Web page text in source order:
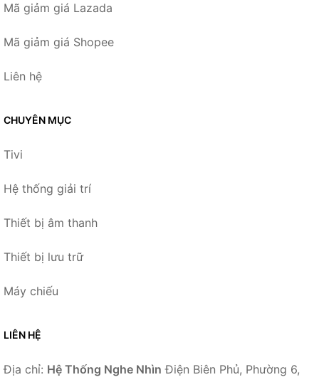
Mã giảm giá Lazada
Mã giảm giá Shopee
Liên hệ
CHUYÊN MỤC
Tivi
Hệ thống giải trí
Thiết bị âm thanh
Thiết bị lưu trữ
Máy chiếu
LIÊN HỆ
Địa chỉ: Hệ Thống Nghe Nhìn Điện Biên Phủ, Phường 6,